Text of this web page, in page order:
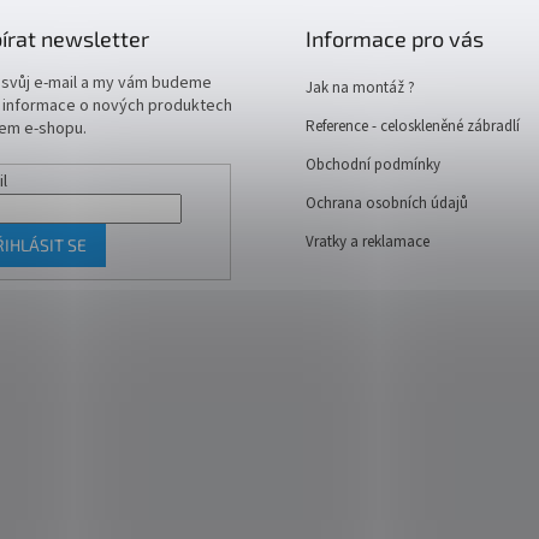
newsletter
e-mail a my vám budeme
o nových produktech
e-shopu.
SE
Informace pro vás
Jak na montáž ?
Reference - celoskleněné zábradlí
Obchodní podmínky
Ochrana osobních údajů
Vratky a reklamace